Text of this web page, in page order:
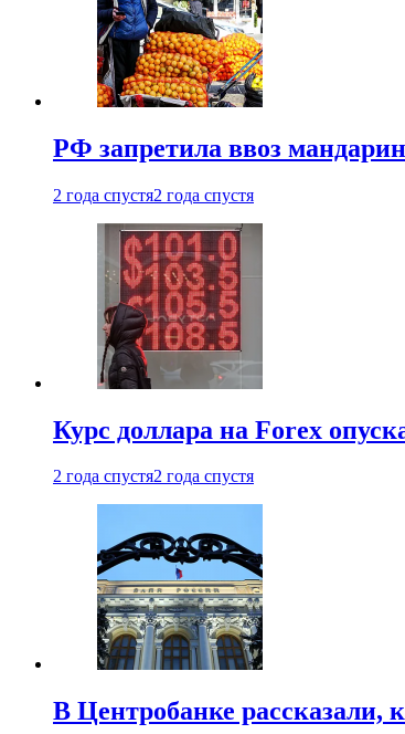
РФ запретила ввоз
2 года спустя2 года спустя
Курс доллара на Forex
2 года спустя2 года спустя
В Центробанке рассказали,